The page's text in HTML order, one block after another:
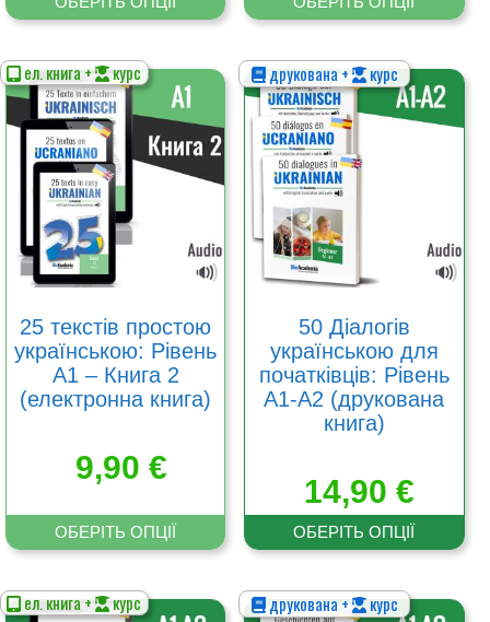
ел. книга + курс
25 текстів простою
українською: Рівень
А1 – Книга 2
(електронна книга)
9,90 €
ОБЕРІТЬ ОПЦІЇ
Цей
товар
має
кілька
варіантів.
Параметри
можна
вибрати
на
сторінці
друкована + курс
50 Діалогів
українською для
початківців: Рівень
А1-А2 (друкована
книга)
14,90€
ОБЕРІТЬ ОПЦІЇ
Цей
товар
має
кілька
варіантів.
Параметри
можна
вибрати
сторінці
ел. книга + курс
Цей
друкована + курс
Цей